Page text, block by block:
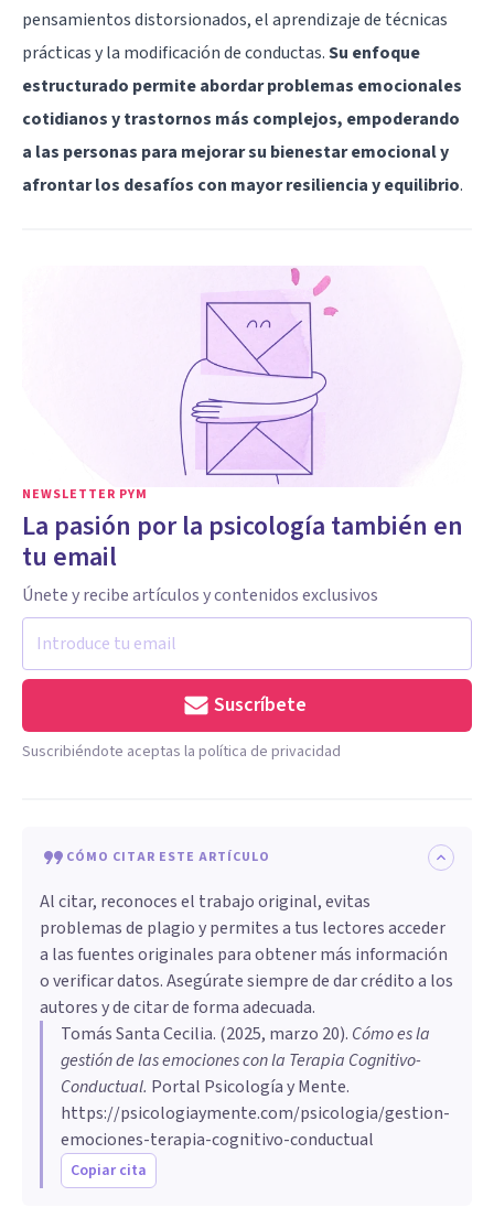
pensamientos distorsionados, el aprendizaje de técnicas
prácticas y la modificación de conductas.Su enfoque
estructurado permite abordar problemas emocionales
cotidianos y trastornos más complejos, empoderando
a las personas para mejorar su bienestar emocional y
afrontar los desafíos con mayor resiliencia y equilibrio.
NEWSLETTER PYM
La pasión por la psicología también en
tu email
Únete y recibe artículos y contenidos exclusivos
Suscríbete
Suscribiéndote aceptas la política de privacidad
CÓMO CITAR ESTE ARTÍCULO
Al citar, reconoces el trabajo original, evitas
problemas de plagio y permites a tus lectores acceder
a las fuentes originales para obtener más información
o verificar datos. Asegúrate siempre de dar crédito a los
autores y de citar de forma adecuada.
Tomás Santa Cecilia. (2025, marzo 20). Cómo es la
gestión de las emociones con la Terapia Cognitivo-
Conductual. Portal Psicología y Mente.
https://psicologiaymente.com/psicologia/gestion-
emociones-terapia-cognitivo-conductual
Copiar cita